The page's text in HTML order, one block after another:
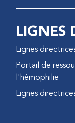
LIGNES
Lignes
Portail de
l'hémophilie
Lignes